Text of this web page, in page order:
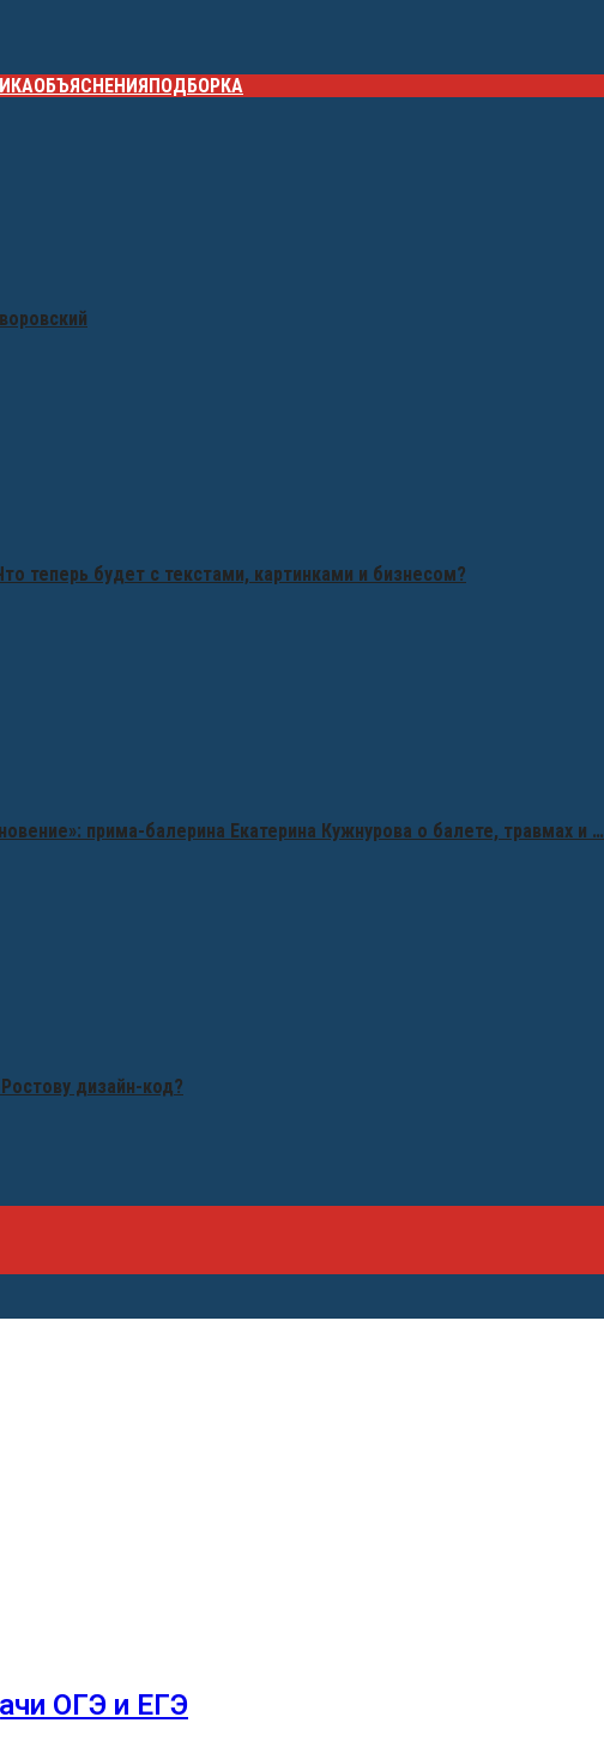
ОБЪЯСНЕНИЯПОДБОРКА
теперь будет с текстами, картинками и бизнесом?
прима-балерина Екатерина Кужнурова о балете, травмах и …
дизайн-код?
ОГЭ и ЕГЭ